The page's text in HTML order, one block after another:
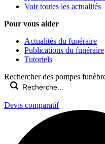
Voir toutes les actualités
Pour vous aider
Actualités du funéraire
Publications du funéraire
Tutoriels
Rechercher des pompes
Devis comparatif